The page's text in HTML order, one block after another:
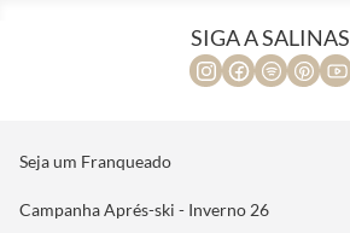
SIGA A SALINAS
Seja um Franqueado
Campanha Aprés-ski - Inverno 26